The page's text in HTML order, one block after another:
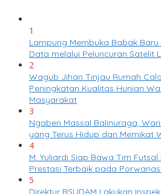
1
Lampung Membuka Babak
Data melalui Peluncuran Satelit
2
Wagub Jihan Tinjau Rumah
Peningkatan Kualitas Hunian
Masyarakat
3
Ngaben Massal Balinuraga,
yang Terus Hidup dan Memikat
4
M. Yuliardi Siap Bawa Tim
Prestasi Terbaik pada
5
Direktur RSUDAM Lakukan